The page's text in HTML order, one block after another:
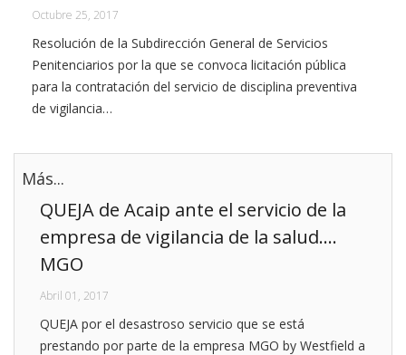
Octubre 25, 2017
Resolución de la Subdirección General de Servicios
Penitenciarios por la que se convoca licitación pública
para la contratación del servicio de disciplina preventiva
de vigilancia…
Más...
QUEJA de Acaip ante el servicio de la
empresa de vigilancia de la salud....
MGO
Abril 01, 2017
QUEJA por el desastroso servicio que se está
prestando por parte de la empresa MGO by Westfield a